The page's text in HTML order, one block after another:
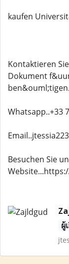
kaufen
Kontaktieren
Dokument
ben&ouml;tigen.
Whatsapp..+33
Besuchen Sie
ผู้